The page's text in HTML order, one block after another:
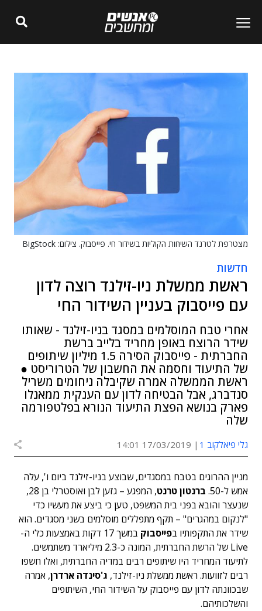
מצטרפת לטרנד השיחות הקוליות בשידור חי. פייסבוק. צילום: BigStock
חדשות
ראשת ממשלת ניו-זילנד רוצה לדון
עם פייסבוק בעניין השידור החי
אחרי טבח המוסלמים במסגד בניו-זילנד - שאותו
שידר הרוצח באופן מחריד בלייב ברשת
החברתית - פייסבוק הסירה 1.5 מיליון שיתופים
של התיעוד וחסמה את החשבון של הטרוריסט ●
ראשת הממשלה אמרה שקיבלה ניחומים משריל
סנדברג, אבל הבטיחה לדון עם הענקית ממאנלו
פארק בנושא הפצת התיעוד הנורא בפלטפורמה
שלה
גלי פיאלקוב 1 17/03/2019 14:01
מניין ההרוגים בטבח במסגדים, שבוצע בניו-זילנד ביום ו', עלה
אמש ל-50.
ברנטון טרנט
, המפגע – גזען לבן ואוסטרלי בן 28,
שנעצר והובא בפני בית המשפט, טען כי ביצע את מעשיו כדי
"לנקום במהגרים" – תקף מתפללים מוסלמים בשני מסגדים. הוא
שידר את התקפותיו בפייסבוק
במשך 17 דקות באמצעות כלי ה-
Live של הרשת החברתית, המונה כ-2.3 מיליארד משתמשים.
לתיעוד המחריד היו שיתופים רבים במדיה החברתית, ואלו חשפו
רבים לזוועות. ראשת ממשלת ניו-זילנד, ג'סינדה ארדרן, אמרה
שבכוונתה לדון עם פייסבוק על השידור החי, השיתופים
והשלכותיהם.